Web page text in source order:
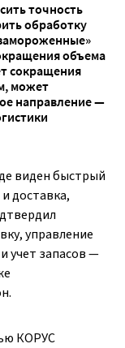
точность
обработку
объема
сокращения
может
направление —
виден быстрый
доставка,
управление
учет запасов —
КОРУС